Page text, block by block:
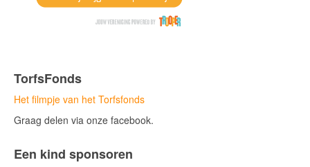
TorfsFonds
Het filmpje van het Torfsfonds
Graag delen via onze facebook.
Een kind sponsoren